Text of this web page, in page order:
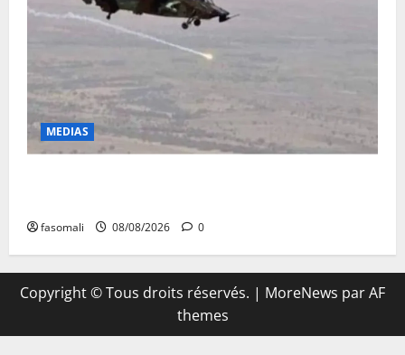
MEDIAS
fasomali 08/08/2026 0
Copyright © Tous droits réservés. | MoreNews par AF
themes